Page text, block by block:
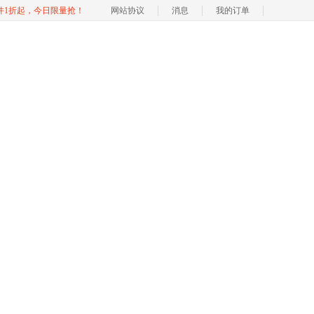
1折起，今日限量抢！ 网站协议 消息 我的订单